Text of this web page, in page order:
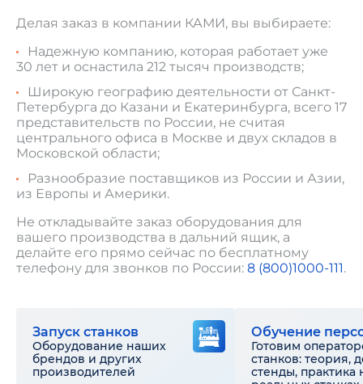
Делая заказ в компании КАМИ, вы выбираете:
Надежную компанию, которая работает уже
30 лет и оснастила 212 тысяч производств;
Широкую географию деятельности от Санкт-
Петербурга до Казани и Екатеринбурга, всего 17
представительств по России, не считая
центрального офиса в Москве и двух складов в
Московской области;
Разнообразие поставщиков из России и Азии,
из Европы и Америки.
Не откладывайте заказ оборудования для
вашего производства в дальний ящик, а
делайте его прямо сейчас по бесплатному
телефону для звонков по России: 8 (800)1000-111.
Запуск станков
Оборудование наших
брендов и других
производителей
Обучение
Готовим
станков: теория,
стенды, практика